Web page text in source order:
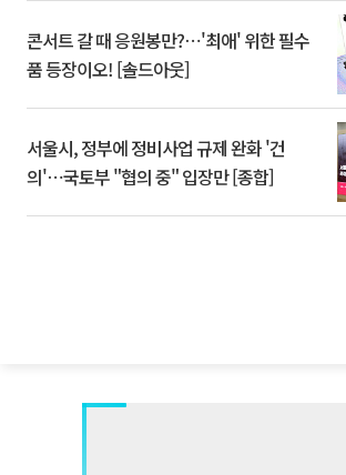
콘서트 갈 때 응원봉만?⋯'최애' 위한 필수
품 등장이오! [솔드아웃]
서울시, 정부에 정비사업 규제 완화 '건
의'⋯국토부 "협의 중" 입장만 [종합]